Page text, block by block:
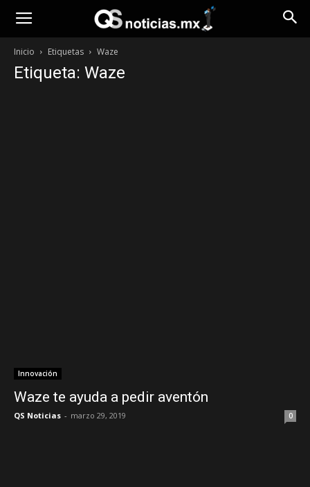
Inicio Etiquetas Waze
Etiqueta: Waze
Innovación
Waze te ayuda a pedir aventón
QS Noticias - marzo 29, 2019 0